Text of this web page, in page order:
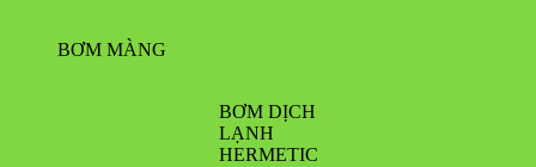
BƠM MÀNG
BƠM DỊCH
LẠNH
HERMETIC